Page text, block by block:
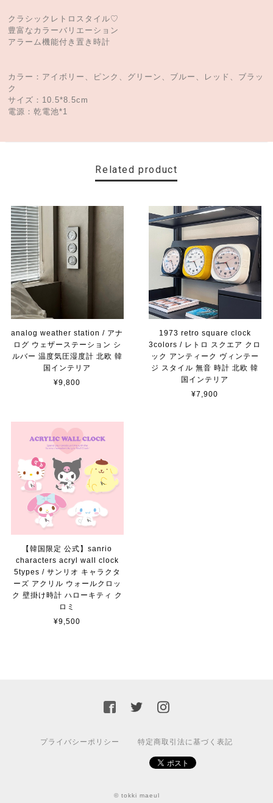
クラシックレトロスタイル♡
豊富なカラーバリエーション
アラーム機能付き置き時計
カラー：アイボリー、ピンク、グリーン、ブルー、レッド、ブラッ
ク
サイズ：10.5*8.5cm
電源：乾電池*1
Related product
analog weather station / アナ
ログ ウェザーステーション シ
ルバー 温度気圧湿度計 北欧 韓
国インテリア
¥9,800
1973 retro square clock
3colors / レトロ スクエア クロ
ック アンティーク ヴィンテー
ジ スタイル 無音 時計 北欧 韓
国インテリア
¥7,900
【韓国限定 公式】sanrio
characters acryl wall clock
5types / サンリオ キャラクタ
ーズ アクリル ウォールクロッ
ク 壁掛け時計 ハローキティ ク
ロミ
¥9,500
プライバシーポリシー 特定商取引法に基づく表記
© tokki maeul